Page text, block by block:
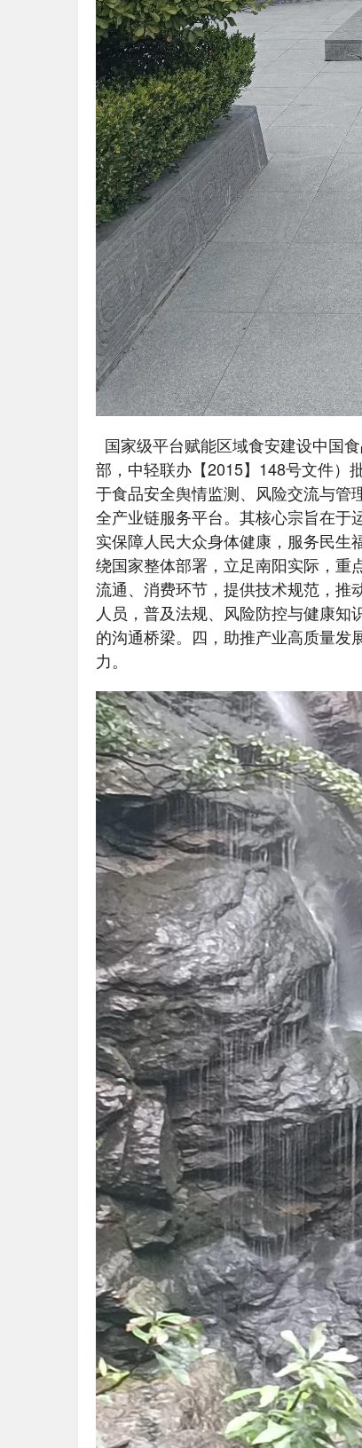
国家级平台赋能区域食安建设中国
部，中轻联办【2015】148号文件）
于食品安全舆情监测、风险交流与管
全产业链服务平台。其核心宗旨在于
实保障人民大众身体健康，服务民生
绕国家整体部署，立足南阳实际，重
流通、消费环节，提供技术规范，推
人员，普及法规、风险防控与健康
的沟通桥梁。四，助推产业高质量
力。